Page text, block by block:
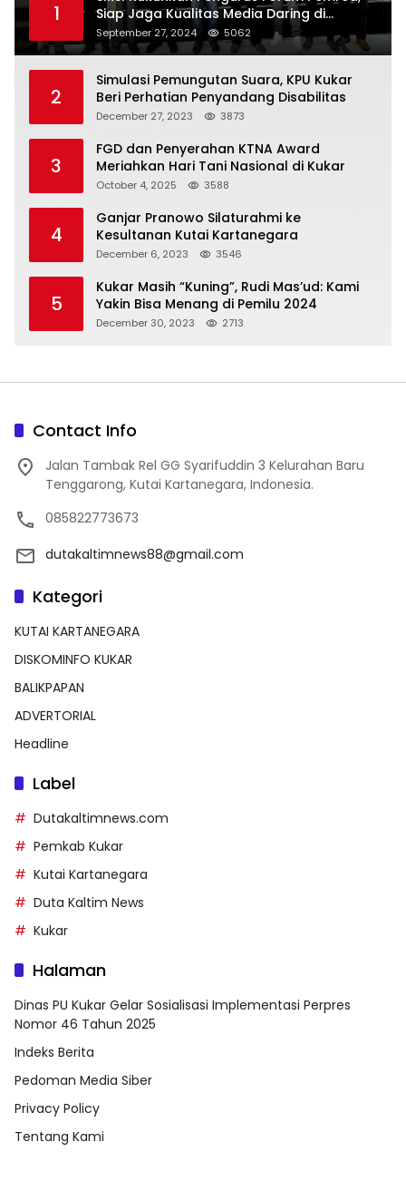
1
Siap Jaga Kualitas Media Daring di
Indonesia
September 27, 2024 5062
2
Simulasi Pemungutan Suara, KPU Kukar
Beri Perhatian Penyandang Disabilitas
December 27, 2023 3873
3
FGD dan Penyerahan KTNA Award
Meriahkan Hari Tani Nasional di Kukar
October 4, 2025 3588
4
Ganjar Pranowo Silaturahmi ke
Kesultanan Kutai Kartanegara
December 6, 2023 3546
5
Kukar Masih “Kuning”, Rudi Mas’ud: Kami
Yakin Bisa Menang di Pemilu 2024
December 30, 2023 2713
Contact Info
Jalan Tambak Rel GG Syarifuddin 3 Kelurahan Baru
Tenggarong, Kutai Kartanegara, Indonesia.
085822773673
dutakaltimnews88@gmail.com
Kategori
KUTAI KARTANEGARA
DISKOMINFO KUKAR
BALIKPAPAN
ADVERTORIAL
Headline
Label
Dutakaltimnews.com
Pemkab Kukar
Kutai Kartanegara
Duta Kaltim News
Kukar
Halaman
Dinas PU Kukar Gelar Sosialisasi Implementasi Perpres
Nomor 46 Tahun 2025
Indeks Berita
Pedoman Media Siber
Privacy Policy
Tentang Kami